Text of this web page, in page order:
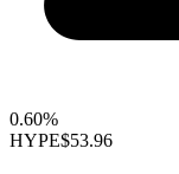
0.60%
HYPE$53.96